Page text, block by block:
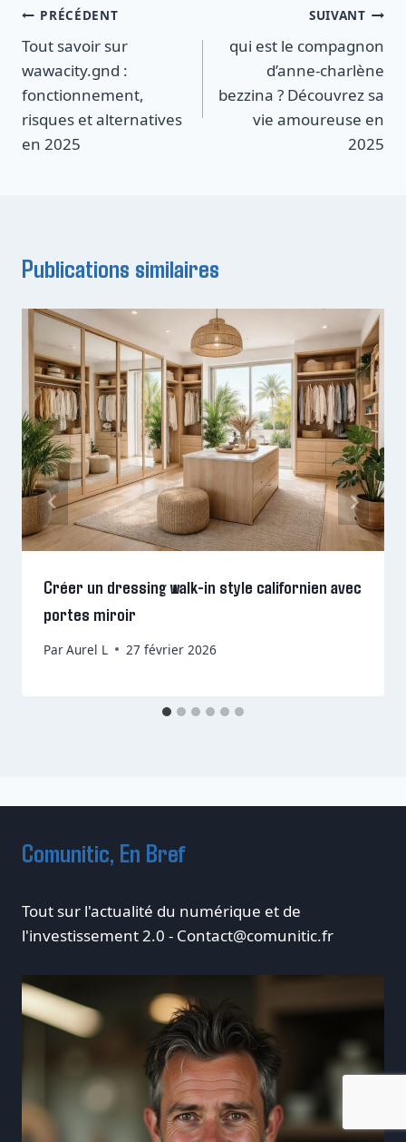
Navigation
de
l’article
PRÉCÉDENT
Tout savoir sur
wawacity.gnd :
fonctionnement,
risques et alternatives
en 2025
SUIVANT
qui est le compagnon
d’anne-charlène
bezzina ? Découvrez sa
vie amoureuse en
2025
Publications similaires
Créer un dressing walk-in style californien avec
portes miroir
ParAurel L 27 février 2026
Comunitic, En Bref
Tout sur l'actualité du numérique et de
l'investissement 2.0 - Contact@comunitic.fr